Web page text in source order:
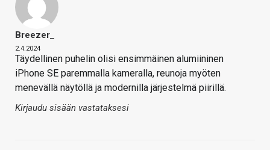
Breezer_
2.4.2024
Täydellinen puhelin olisi ensimmäinen alumiininen
iPhone SE paremmalla kameralla, reunoja myöten
menevällä näytöllä ja modernilla järjestelmä piirillä.
Kirjaudu sisään vastataksesi